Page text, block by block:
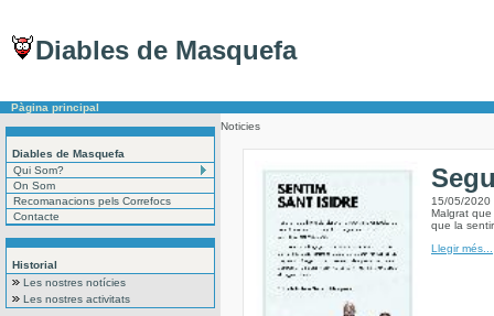
Diables de Masquefa
Pàgina principal
Diables de Masquefa
Qui Som?
On Som
Recomanacions pels Correfocs
Contacte
Historial
Les nostres notícies
Les nostres activitats
Noticies
15/05/2020
Malgrat
que la
Llegir més...